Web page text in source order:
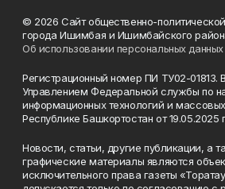
© 2026 Сайт общественно-
города Ишимбая и Ишимбайского
Об использовании персональных данных
Регистрационный номер ПИ ТУ02-01813.
Управлением Федеральной службы по
информационных технологий и
Республике Башкортостан от 19.05.2025
Новости, статьи, другие публикации, а
графические материалы являются
исключительного права газеты